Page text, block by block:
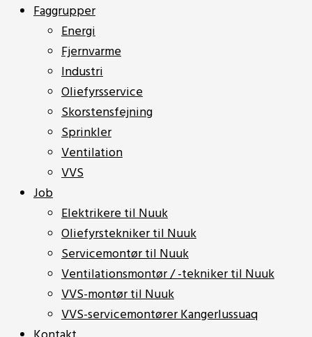
Faggrupper
Energi
Fjernvarme
Industri
Oliefyrsservice
Skorstensfejning
Sprinkler
Ventilation
VVS
Job
Elektrikere til Nuuk
Oliefyrstekniker til Nuuk
Servicemontør til Nuuk
Ventilationsmontør / -tekniker til Nuuk
VVS-montør til Nuuk
VVS-servicemontører Kangerlussuaq